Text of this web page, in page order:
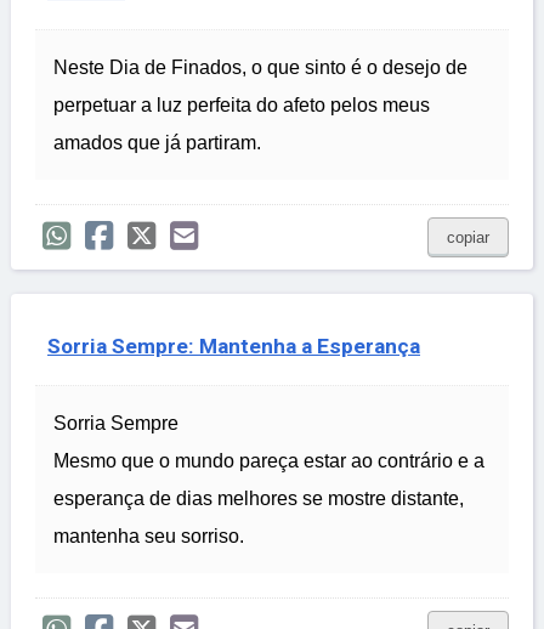
Neste Dia de Finados, o que sinto é o desejo de
perpetuar a luz perfeita do afeto pelos meus
amados que já partiram.
copiar
Sorria Sempre: Mantenha a Esperança
Sorria Sempre
Mesmo que o mundo pareça estar ao contrário e a
esperança de dias melhores se mostre distante,
mantenha seu sorriso.